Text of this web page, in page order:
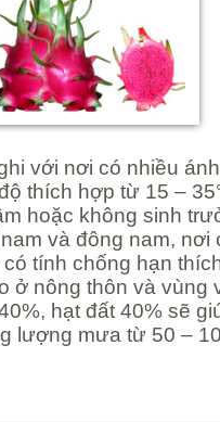
với nơi có nhiều
thích hợp từ 15 –
hoặc không sinh
và đông nam, nơi
tính chống hạn
ở nông thôn và vùng
hạt đất 40% sẽ
lượng mưa từ 50 –